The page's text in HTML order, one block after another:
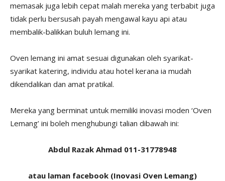
memasak juga lebih cepat malah mereka yang terbabit juga
tidak perlu bersusah payah mengawal kayu api atau
membalik-balikkan buluh lemang ini.
Oven lemang ini amat sesuai digunakan oleh syarikat-
syarikat katering, individu atau hotel kerana ia mudah
dikendalikan dan amat pratikal.
Mereka yang berminat untuk memiliki inovasi moden ‘Oven
Lemang’ ini boleh menghubungi talian dibawah ini:
Abdul Razak Ahmad 011-31778948
atau laman facebook (Inovasi Oven Lemang)